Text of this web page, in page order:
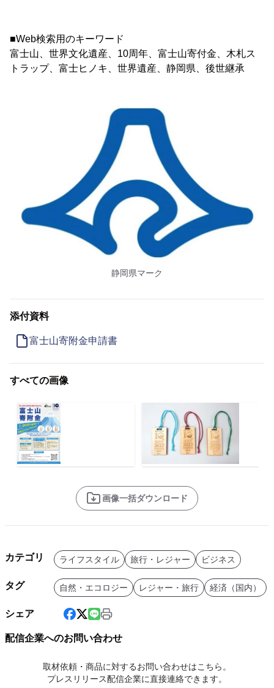
■Web検索用のキーワード
富士山、世界文化遺産、10周年、富士山寄付金、木札ス
トラップ、富士ヒノキ、世界遺産、静岡県、後世継承
静岡県マーク
添付資料
富士山寄附金申請書
すべての画像
画像一括ダウンロード
カテゴリ ライフスタイル 旅行・レジャー ビジネス
タグ 自然・エコロジー レジャー・旅行 経済（国内）
シェア
配信企業へのお問い合わせ
取材依頼・商品に対するお問い合わせはこちら。
プレスリリース配信企業に直接連絡できます。